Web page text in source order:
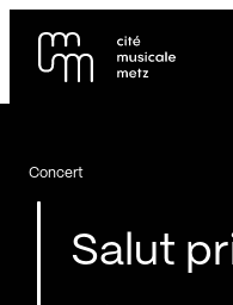
Se rendre au
Contenu principal
Salut
Concert